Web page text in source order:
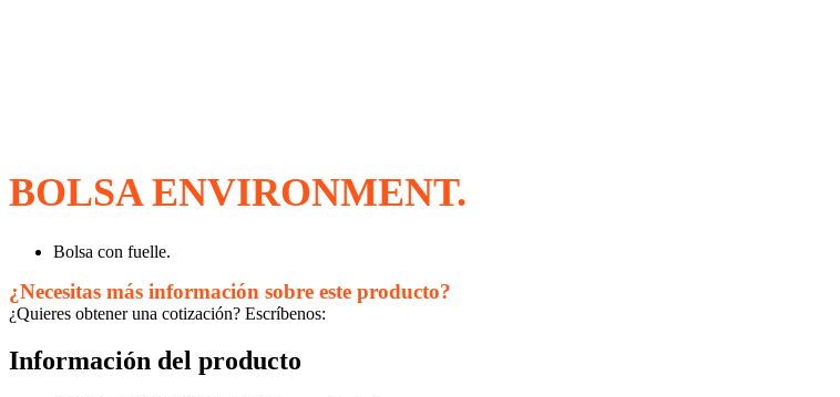
BOLSA ENVIRONMENT.
Bolsa con fuelle.
¿Necesitas más información sobre este producto?
¿Quieres obtener una cotización? Escríbenos:
Información del producto